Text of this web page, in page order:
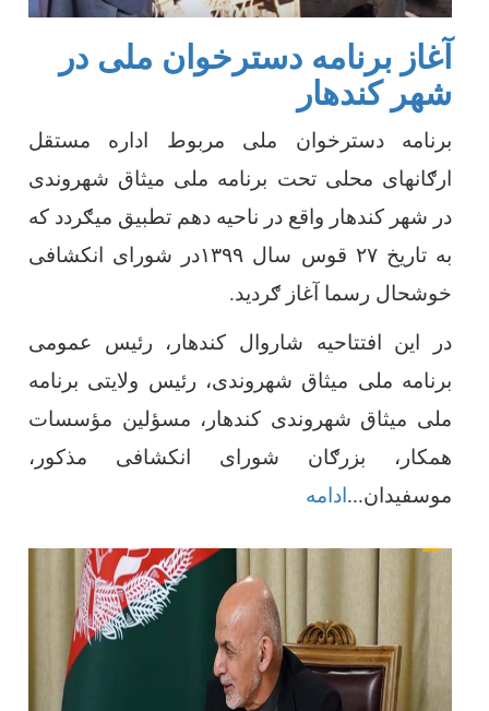
آغاز برنامه دسترخوان ملی در
شهر کندهار
برنامه دسترخوان ملی مربوط اداره مستقل
ارګانهای محلی تحت برنامه ملی میثاق شهروندی
در شهر کندهار واقع در ناحیه دهم تطبیق میګردد که
به تاریخ ۲۷ قوس سال ۱۳۹۹در شورای انکشافی
خوشحال رسما آغاز ګردید.
در این افتتاحیه شاروال کندهار، رئیس عمومی
برنامه ملی میثاق شهروندی، رئیس ولایتی برنامه
ملی میثاق شهروندی کندهار، مسؤلین مؤسسات
همکار، بزرګان شورای انکشافی مذکور،
موسفیدان ...ادامه